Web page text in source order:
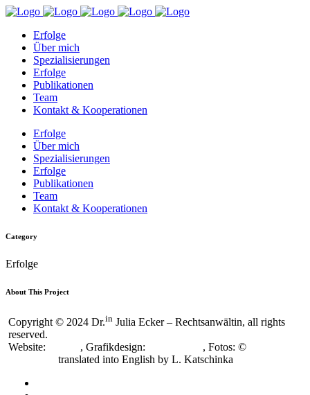
Erfolge
Über mich
Spezialisierungen
Erfolge
Publikationen
Team
Kontakt & Kooperationen
Erfolge
Über mich
Spezialisierungen
Erfolge
Publikationen
Team
Kontakt & Kooperationen
Category
Erfolge
About This Project
Copyright © 2024 Dr.in Julia Ecker – Rechtsanwältin, all rights
reserved.
Website:
, Grafikdesign: , Fotos: ©
translated into English by L. Katschinka